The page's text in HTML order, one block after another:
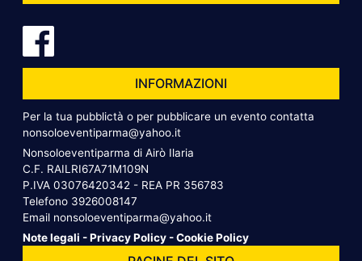
INFORMAZIONI
Per la tua pubblictà o per pubblicare un evento contatta
nonsoloeventiparma@yahoo.it
Nonsoloeventiparma di Airò Ilaria
C.F. RAILRI67A71M109N
P.IVA 03076420342 - REA PR 356783
Telefono 3926008147
Email nonsoloeventiparma@yahoo.it
Note legali -Privacy Policy -Cookie Policy